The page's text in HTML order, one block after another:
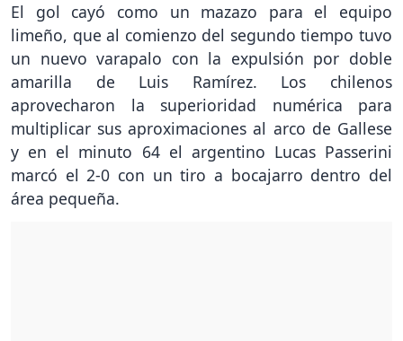
El gol cayó como un mazazo para el equipo
limeño, que al comienzo del segundo tiempo tuvo
un nuevo varapalo con la expulsión por doble
amarilla de Luis Ramírez. Los chilenos
aprovecharon la superioridad numérica para
multiplicar sus aproximaciones al arco de Gallese
y en el minuto 64 el argentino Lucas Passerini
marcó el 2-0 con un tiro a bocajarro dentro del
área pequeña.